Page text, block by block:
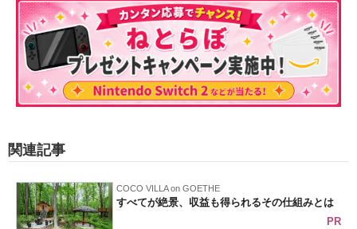
関連記事
COCO VILLA on GOETHE
すべてが絶景、収益も得られるその仕組みとは
PR